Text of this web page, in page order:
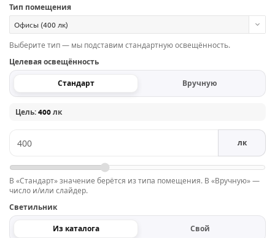
Тип помещения
Офисы (400 лк)
Выберите тип — мы подставим стандартную освещённость.
Целевая освещённость
Стандарт Вручную
Цель:400лк
лк
В «Стандарт» значение берётся из типа помещения. В «Вручную» —
число и/или слайдер.
Светильник
Из каталога Свой